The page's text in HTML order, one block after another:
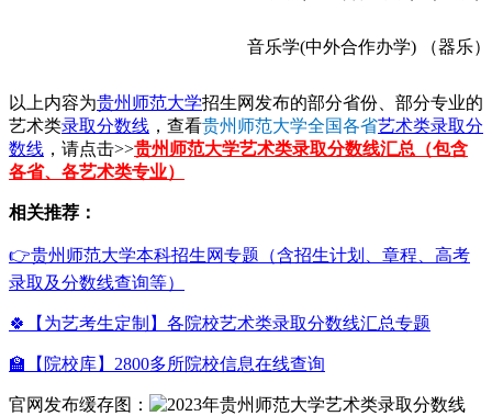
音乐学(中外合作办学) （器乐）
以上内容为贵州师范大学招生网发布的部分省份、部分专业的
艺术类录取分数线 ，查看贵州师范大学全国各省艺术类录取分
数线 ，请点击>>贵州师范大学艺术类录取分数线汇总（包含
各省、各艺术类专业）
相关推荐：
👉贵州师范大学本科招生网专题（含招生计划、章程、高考
录取及分数线查询等）
🍀【为艺考生定制】各院校艺术类录取分数线汇总专题
🏫【院校库】2800多所院校信息在线查询
官网发布缓存图：